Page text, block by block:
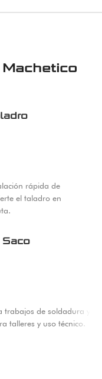
rápida de
el taladro en
de soldadura y
talleres y uso técnico.